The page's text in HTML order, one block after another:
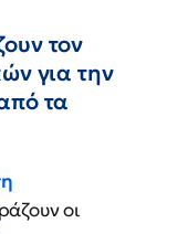
τον
για την
τα
οι